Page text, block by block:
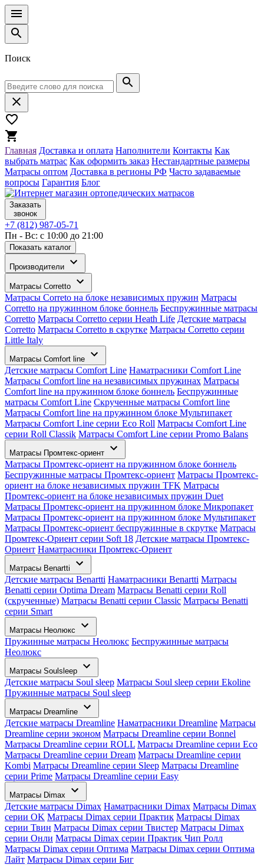
Поиск
Главная Доставка и оплата Наполнители Контакты Как
выбрать матрас Как оформить заказ Нестандартные размеры
Матрасы оптом Доставка в регионы РФ Часто задаваемые
вопросы Гарантия Блог
Заказать
звонок
+7 (812) 987-05-71
Пн - Вс: с 10:00 до 21:00
Показать каталог
Производители
Матрасы Corretto
Матрасы Correto на блоке независимых пружин Матрасы
Corretto на пружинном блоке боннель Беспружинные матрасы
Corretto Матрасы Corretto серии Heath Life Детские матрасы
Corretto Матрасы Corretto в скрутке Матрасы Corretto серии
Little Italy
Матрасы Comfort line
Детские матрасы Comfort Line Наматрасники Comfort Line
Матрасы Comfort line на независимых пружинах Матрасы
Comfort line на пружинном блоке боннель Беспружинные
матрасы Comfort Line Скрученные матрасы Comfort line
Матрасы Comfort line на пружинном блоке Мультипакет
Матрасы Comfort Line серии Eco Roll Матрасы Comfort Line
серии Roll Classik Матрасы Comfort Line серии Promo Balans
Матрасы Промтекс-ориент
Матрасы Промтекс-ориент на пружинном блоке боннель
Беспружинные матрасы Промтекс-ориент Матрасы Промтекс-
ориент на блоке независимых пружин TFK Матрасы
Промтекс-ориент на блоке независимых пружин Duet
Матрасы Промтекс-ориент на пружинном блоке Микропакет
Матрасы Промтекс-ориент на пружинном блоке Мультипакет
Матрасы Промтекс-ориент беспружинные в скрутке Матрасы
Промтекс-Ориент серии Soft 18 Детские матрасы Промтекс-
Ориент Наматрасники Промтекс-Ориент
Матрасы Benartti
Детские матрасы Benartti Наматрасники Benartti Матрасы
Benatti серии Optima Dream Матрасы Benatti серии Roll
(скрученные) Матрасы Benatti серии Classic Матрасы Benatti
серии Smart
Матрасы Неолюкс
Пружинные матрасы Неолюкс Беспружинные матрасы
Неолюкс
Матрасы Soulsleep
Детские матрасы Soul sleep Матрасы Soul sleep серии Ekoline
Пружинные матрасы Soul sleep
Матрасы Dreamline
Детские матрасы Dreamline Наматрасники Dreamline Матрасы
Dreamline серии эконом Матрасы Dreamline серии Bonnel
Матрасы Dreamline серии ROLL Матрасы Dreamline серии Eco
Матрасы Dreamline серии Dream Матрасы Dreamline серии
Kombi Матрасы Dreamline серии Sleep Матрасы Dreamline
серии Prime Матрасы Dreamline серии Easy
Матрасы Dimax
Детские матрасы Dimax Наматрасники Dimax Матрасы Dimax
серии OK Матрасы Dimax серии Практик Матрасы Dimax
серии Твин Матрасы Dimax серии Твистер Матрасы Dimax
серии Онли Матрасы Dimax серии Практик Чип Ролл
Матрасы Dimax серии Оптима Матрасы Dimax серии Оптима
Лайт Матрасы Dimax серии Биг